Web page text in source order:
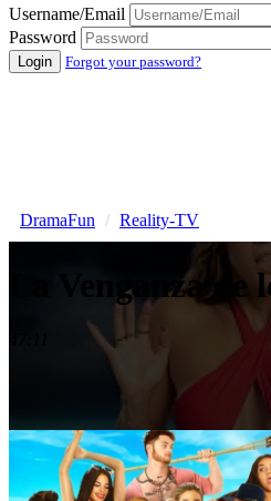
Username/Email
Password
Login Forgot your password?
DramaFun Reality-TV
La Venganza